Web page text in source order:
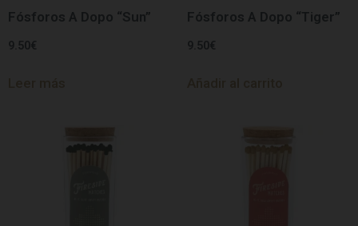
Fósforos A Dopo “Sun”
9.50€
Fósforos A Dopo “Tiger”
9.50€